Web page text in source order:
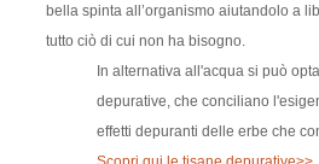
bella spinta all’organismo aiutandolo a
tutto ciò di cui non ha bisogno.
In alternativa all'acqua si può
depurative, che conciliano
effetti depuranti delle erbe che